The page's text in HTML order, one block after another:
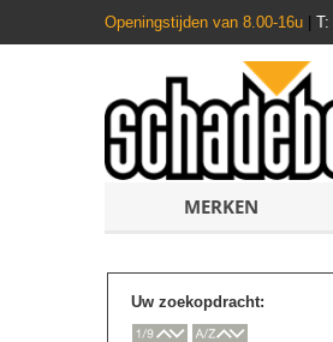
Openingstijden van 8.00-16u T:
MERKEN
Uw zoekopdracht: